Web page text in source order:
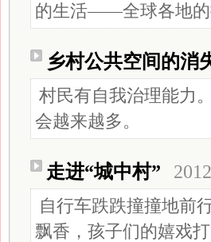
的生活——全球各地的
乡村公共空间的消
村民有自我治理能力
会越来越多。
走进“城中村”
自行车跌跌撞撞地前
飘香，孩子们的嬉戏